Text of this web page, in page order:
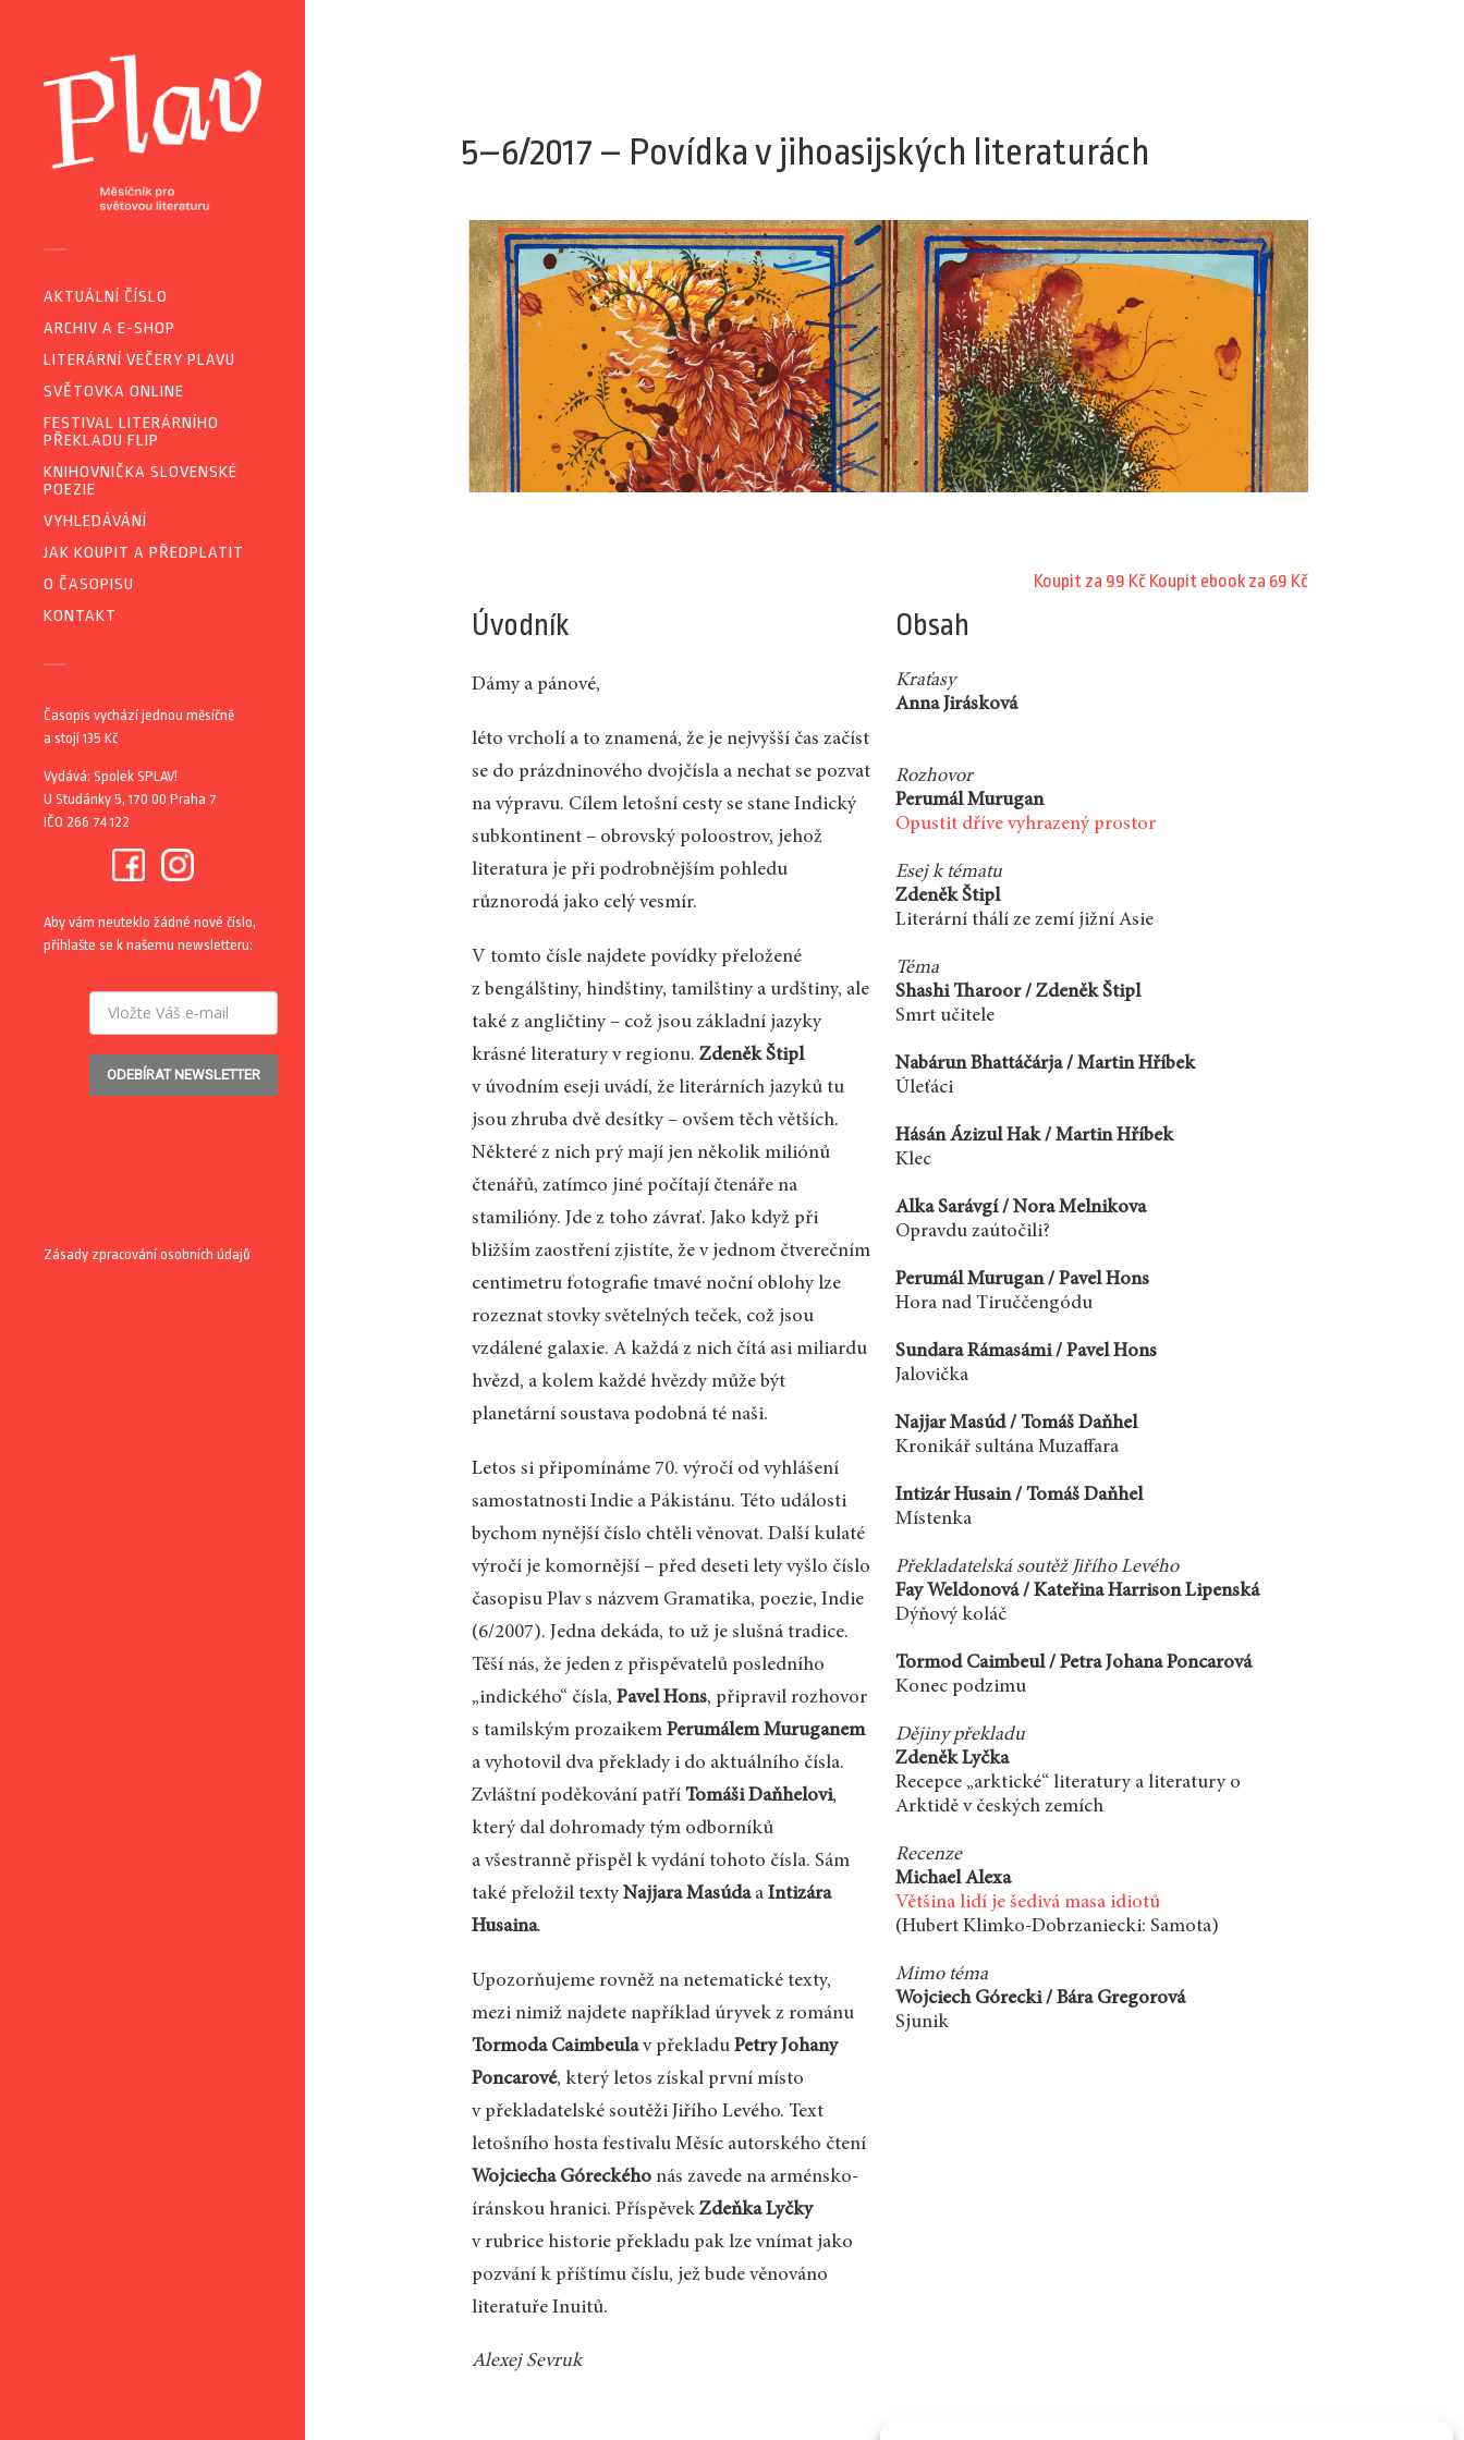
AKTUÁLNÍ ČÍSLO
ARCHIV A E-SHOP
LITERÁRNÍ VEČERY PLAVU
SVĚTOVKA ONLINE
FESTIVAL LITERÁRNÍHO
PŘEKLADU FLIP
KNIHOVNIČKA SLOVENSKÉ
POEZIE
VYHLEDÁVÁNÍ
JAK KOUPIT A PŘEDPLATIT
O ČASOPISU
KONTAKT
Časopis vychází jednou měsíčně
a stojí 135 Kč
Vydává: Spolek SPLAV!
U Studánky 5, 170 00 Praha 7
IČO 266 74 122
Aby vám neuteklo žádné nové číslo,
přihlašte se k našemu newsletteru:
ODEBÍRAT NEWSLETTER
Zásady zpracování osobních údajů
5–6/2017 – Povídka v jihoasijských literaturách
Koupit za 99 Kč Koupit ebook za 69 Kč
Úvodník
Dámy a pánové,
léto vrcholí a to znamená, že je nejvyšší čas začíst
se do prázdninového dvojčísla a nechat se pozvat
na výpravu. Cílem letošní cesty se stane Indický
subkontinent – obrovský poloostrov, jehož
literatura je při podrobnějším pohledu
různorodá jako celý vesmír.
V tomto čísle najdete povídky přeložené
z bengálštiny, hindštiny, tamilštiny a urdštiny, ale
také z angličtiny – což jsou základní jazyky
krásné literatury v regionu.Zdeněk Štipl
v úvodním eseji uvádí, že literárních jazyků tu
jsou zhruba dvě desítky – ovšem těch větších.
Některé z nich prý mají jen několik miliónů
čtenářů, zatímco jiné počítají čtenáře na
stamilióny. Jde z toho závrať. Jako když při
bližším zaostření zjistíte, že v jednom čtverečním
centimetru fotografie tmavé noční oblohy lze
rozeznat stovky světelných teček, což jsou
vzdálené galaxie. A každá z nich čítá asi miliardu
hvězd, a kolem každé hvězdy může být
planetární soustava podobná té naši.
Letos si připomínáme 70. výročí od vyhlášení
samostatnosti Indie a Pákistánu. Této události
bychom nynější číslo chtěli věnovat. Další kulaté
výročí je komornější – před deseti lety vyšlo číslo
časopisu Plav s názvem Gramatika, poezie, Indie
(6/2007). Jedna dekáda, to už je slušná tradice.
Těší nás, že jeden z přispěvatelů posledního
„indického“ čísla,Pavel Hons, připravil rozhovor
s tamilským prozaikemPerumálem Muruganem
a vyhotovil dva překlady i do aktuálního čísla.
Zvláštní poděkování patříTomáši Daňhelovi,
který dal dohromady tým odborníků
a všestranně přispěl k vydání tohoto čísla. Sám
také přeložil textyNajjara MasúdaaIntizára
Husaina.
Upozorňujeme rovněž na netematické texty,
mezi nimiž najdete například úryvek z románu
Tormoda Caimbeulav překladuPetry Johany
Poncarové, který letos získal první místo
v překladatelské soutěži Jiřího Levého. Text
letošního hosta festivalu Měsíc autorského čtení
Wojciecha Góreckého nás zavede na arménsko-
íránskou hranici. PříspěvekZdeňka Lyčky
v rubrice historie překladu pak lze vnímat jako
pozvání k příštímu číslu, jež bude věnováno
literatuře Inuitů.
Alexej Sevruk
Obsah
Kraťasy
Anna Jirásková
Rozhovor
Perumál Murugan
Opustit dříve vyhrazený prostor
Esej k tématu
Zdeněk Štipl
Literární thálí ze zemí jižní Asie
Téma
Shashi Tharoor / Zdeněk Štipl
Smrt učitele
Nabárun Bhattáčárja / Martin Hříbek
Úleťáci
Hásán Ázizul Hak / Martin Hříbek
Klec
Alka Sarávgí / Nora Melnikova
Opravdu zaútočili?
Perumál Murugan / Pavel Hons
Hora nad Tiruččengódu
Sundara Rámasámi / Pavel Hons
Jalovička
Najjar Masúd / Tomáš Daňhel
Kronikář sultána Muzaffara
Intizár Husain / Tomáš Daňhel
Místenka
Překladatelská soutěž Jiřího Levého
Fay Weldonová / Kateřina Harrison Lipenská
Dýňový koláč
Tormod Caimbeul / Petra Johana Poncarová
Konec podzimu
Dějiny překladu
Zdeněk Lyčka
Recepce „arktické“ literatury a literatury o
Arktidě v českých zemích
Recenze
Michael Alexa
Většina lidí je šedivá masa idiotů
(Hubert Klimko-Dobrzaniecki: Samota)
Mimo téma
Wojciech Górecki / Bára Gregorová
Sjunik